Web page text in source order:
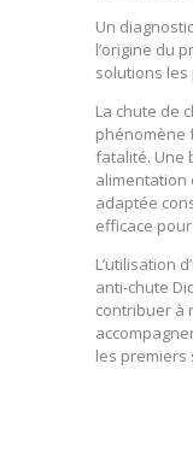
Un
l’origine du
solutions
La chute de
phénomène
fatalité. Une
alimentation
adaptée
efficace
L’utilisation
anti-chute
contribuer à
les premiers